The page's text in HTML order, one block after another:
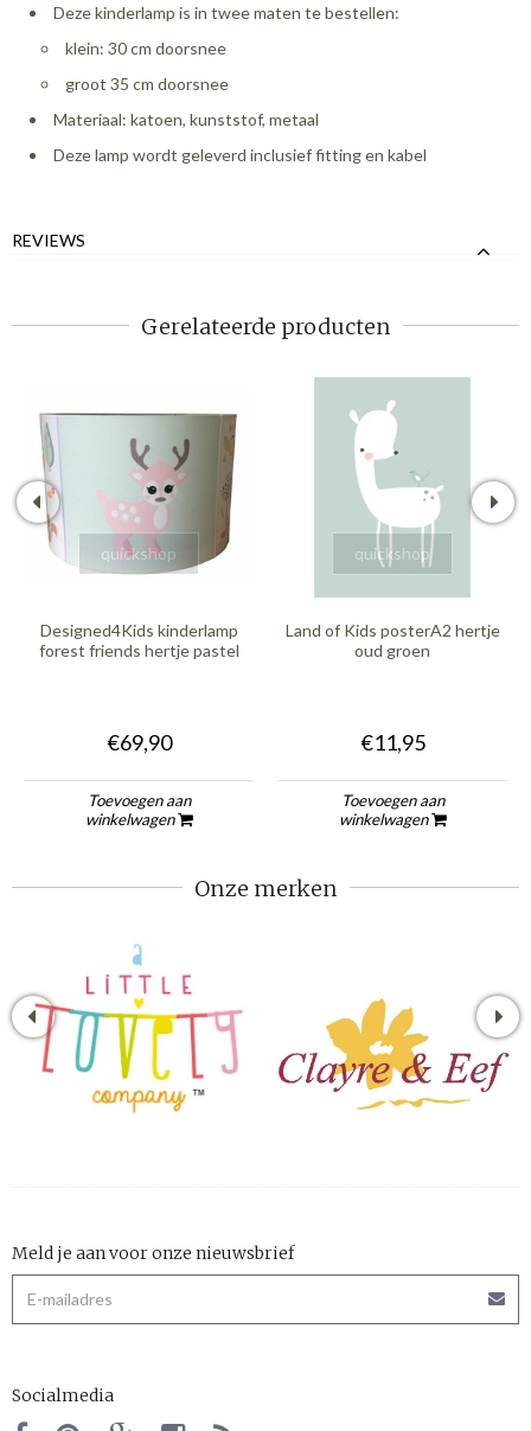
Deze kinderlamp is in twee maten te bestellen:
klein: 30 cm doorsnee
groot 35 cm doorsnee
Materiaal: katoen, kunststof, metaal
Deze lamp wordt geleverd inclusief fitting en kabel
REVIEWS
Gerelateerde producten
quickshop
Designed4Kids kinderlamp
forest friends hertje pastel
€69,90
Toevoegen aan
winkelwagen
quickshop
Land of Kids posterA2 hertje
oud groen
€11,95
Toevoegen aan
winkelwagen
Onze merken
Meld je aan voor onze nieuwsbrief
Socialmedia